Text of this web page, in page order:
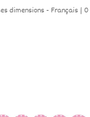
dimensions - Français | 0